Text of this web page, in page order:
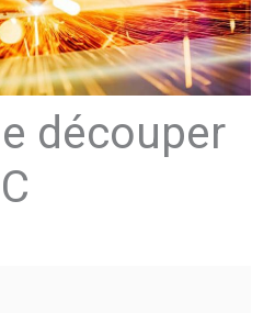
découper